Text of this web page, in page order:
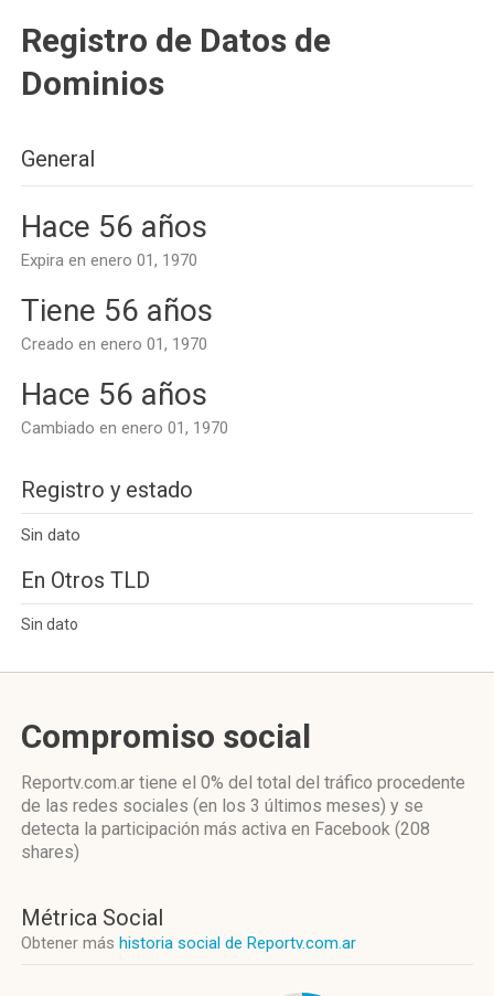
Registro de Datos de
Dominios
General
Hace 56 años
Expira en enero 01, 1970
Tiene 56 años
Creado en enero 01, 1970
Hace 56 años
Cambiado en enero 01, 1970
Registro y estado
Sin dato
En Otros TLD
Sin dato
Compromiso social
Reportv.com.ar tiene el 0% del total del tráfico procedente
de las redes sociales (en los 3 últimos meses) y se
detecta la participación más activa en Facebook (208
shares)
Métrica Social
Obtener más historia social de Reportv.com.ar